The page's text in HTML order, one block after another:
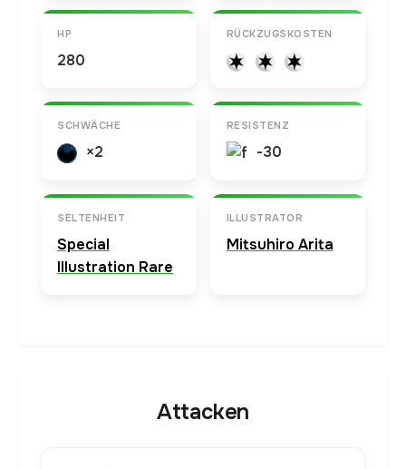
HP
280
RÜCKZUGSKOSTEN
SCHWÄCHE
×2
RESISTENZ
-30
SELTENHEIT
Special
Illustration Rare
ILLUSTRATOR
Mitsuhiro Arita
Attacken